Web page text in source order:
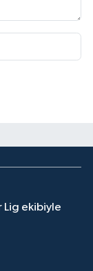
Lig ekibiyle